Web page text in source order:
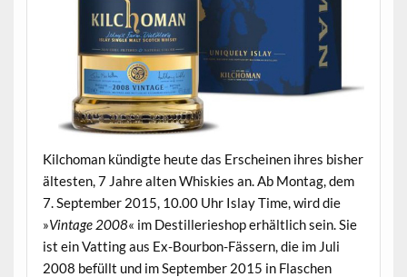
Kilchoman kündigte heute das Erscheinen ihres bisher
ältesten, 7 Jahre alten Whiskies an. Ab Montag, dem
7. September 2015, 10.00 Uhr Islay Time, wird die
»Vintage 2008« im Destillerieshop erhältlich sein. Sie
ist ein Vatting aus Ex-Bourbon-Fässern, die im Juli
2008 befüllt und im September 2015 in Flaschen